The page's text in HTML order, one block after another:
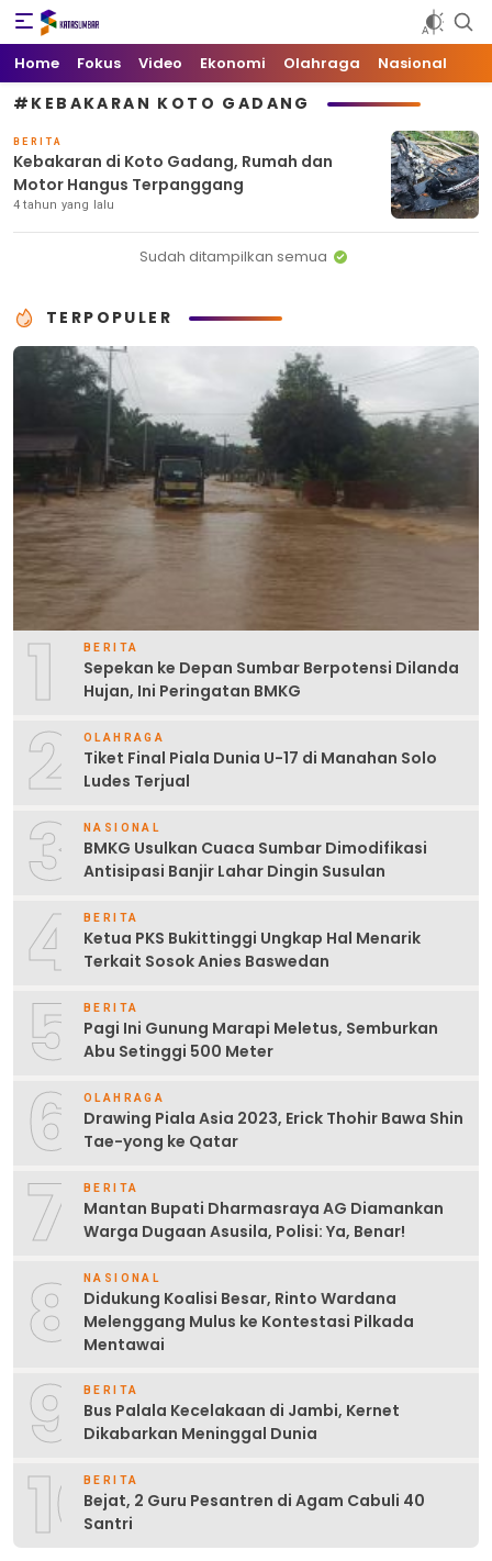
Kata Sumbar
Berita Sumbar Hari Ini
Home Fokus Video Ekonomi Olahraga Nasional
#KEBAKARAN KOTO GADANG
BERITA
Kebakaran di Koto Gadang, Rumah dan
Motor Hangus Terpanggang
4 tahun yang lalu
Sudah ditampilkan semua
TERPOPULER
1 BERITA
Sepekan ke Depan Sumbar Berpotensi Dilanda
Hujan, Ini Peringatan BMKG
2 OLAHRAGA
Tiket Final Piala Dunia U-17 di Manahan Solo
Ludes Terjual
3 NASIONAL
BMKG Usulkan Cuaca Sumbar Dimodifikasi
Antisipasi Banjir Lahar Dingin Susulan
4 BERITA
Ketua PKS Bukittinggi Ungkap Hal Menarik
Terkait Sosok Anies Baswedan
5 BERITA
Pagi Ini Gunung Marapi Meletus, Semburkan
Abu Setinggi 500 Meter
6 OLAHRAGA
Drawing Piala Asia 2023, Erick Thohir Bawa Shin
Tae-yong ke Qatar
7 BERITA
Mantan Bupati Dharmasraya AG Diamankan
Warga Dugaan Asusila, Polisi: Ya, Benar!
8 NASIONAL
Didukung Koalisi Besar, Rinto Wardana
Melenggang Mulus ke Kontestasi Pilkada
Mentawai
9 BERITA
Bus Palala Kecelakaan di Jambi, Kernet
Dikabarkan Meninggal Dunia
10BERITA
Bejat, 2 Guru Pesantren di Agam Cabuli 40
Santri